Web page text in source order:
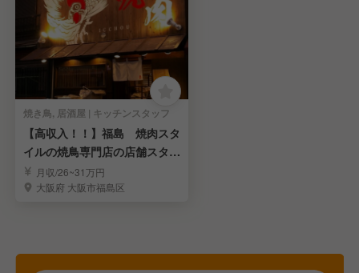
焼き鳥, 居酒屋 | キッチンスタッフ
【高収入！！】福島 焼肉スタ
イルの焼鳥専門店の店舗スタッ
フを募集
月収/26~31万円
大阪府 大阪市福島区